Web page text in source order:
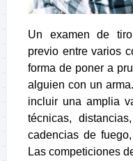
Un examen de
previo entre varios
forma de poner a
alguien con un
incluir una amplia
técnicas,
cadencias de
Las competiciones